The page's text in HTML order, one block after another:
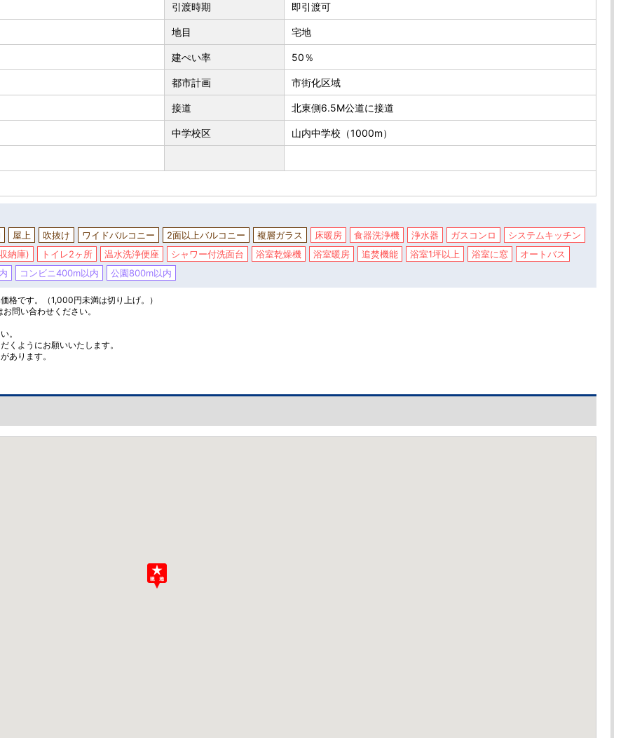
引渡時期 即引渡可
地目 宅地
建ぺい率 50％
都市計画 市街化区域
接道 北東側6.5M公道に接道
中学校区 山内中学校（1000m）
屋上 吹抜け ワイドバルコニー 2面以上バルコニー 複層ガラス 床暖房 食器洗浄機 浄水器 ガスコンロ
システムキッチン
納庫)
トイレ2ヶ所 温水洗浄便座 シャワー付洗面台 浴室乾燥機 浴室暖房 追焚機能 浴室1坪以上 浴室に窓
オートバス
コンビニ400m以内 公園800m以内
格です。（1,000円未満は切り上げ。）
問い合わせください。
。
くようにお願いいたします。
あります。